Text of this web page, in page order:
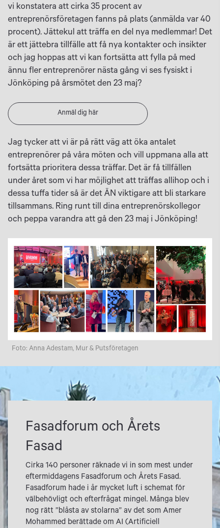
vi konstatera att cirka 35 procent av
entreprenörsföretagen fanns på plats (anmälda var 40
procent). Jättekul att träffa en del nya medlemmar! Det
är ett jättebra tillfälle att få nya kontakter och insikter
och jag hoppas att vi kan fortsätta att fylla på med
ännu fler entreprenörer nästa gång vi ses fysiskt i
Jönköping på årsmötet den 23 maj?
Anmäl dig här
Jag tycker att vi är på rätt väg att öka antalet
entreprenörer på våra möten och vill uppmana alla att
fortsätta prioritera dessa träffar. Det är få tillfällen
under året som vi har möjlighet att träffas allihop och i
dessa tuffa tider så är det ÄN viktigare att bli starkare
tillsammans. Ring runt till dina entreprenörskollegor
och peppa varandra att gå den 23 maj i Jönköping!
Foto: Anna Adestam, Mur & Putsföretagen
Fasadforum och Årets
Fasad
Cirka 140 personer räknade vi in som mest under
eftermiddagens Fasadforum och Årets Fasad.
Fasadforum hade i år mycket luft i schemat för
välbehövligt och efterfrågat mingel. Många blev
nog rätt ”blåsta av stolarna” av det som Amer
Mohammed berättade om AI (Artificiell